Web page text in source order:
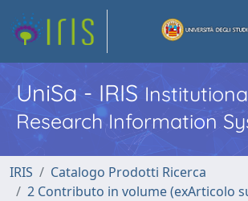
UniSa - IRIS
Research Information
IRIS
Catalogo Prodotti Ricerca
2 Contributo in volume (exArticolo